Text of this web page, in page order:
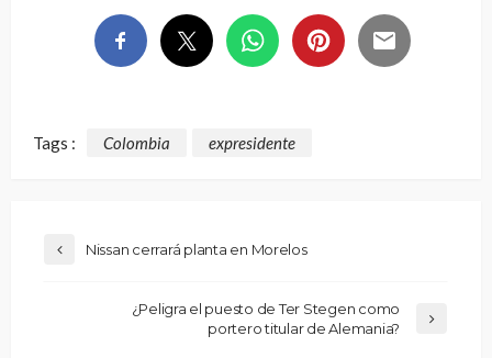
Tags : Colombia expresidente
Nissan cerrará planta en Morelos
¿Peligra el puesto de Ter Stegen como
portero titular de Alemania?